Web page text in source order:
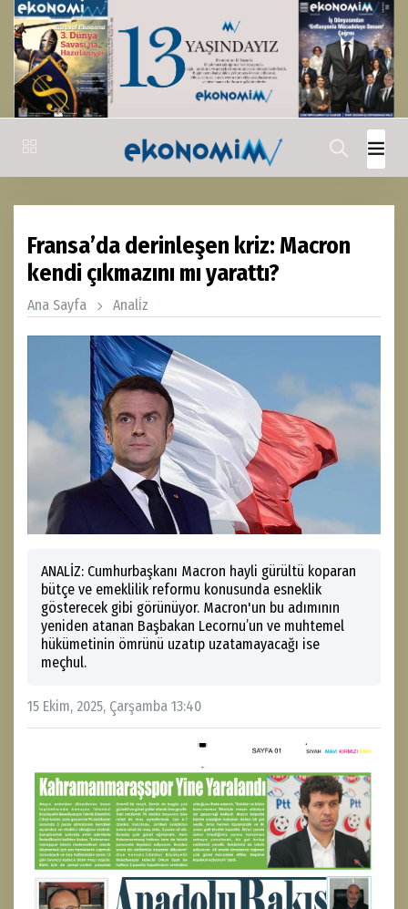
Fransa’da derinleşen kriz: Macron
kendi çıkmazını mı yarattı?
Ana Sayfa Anali̇z
ANALİZ: Cumhurbaşkanı Macron hayli gürültü koparan
bütçe ve emeklilik reformu konusunda esneklik
gösterecek gibi görünüyor. Macron'un bu adımının
yeniden atanan Başbakan Lecornu’un ve muhtemel
hükümetinin ömrünü uzatıp uzatamayacağı ise
meçhul.
15 Ekim, 2025, Çarşamba 13:40